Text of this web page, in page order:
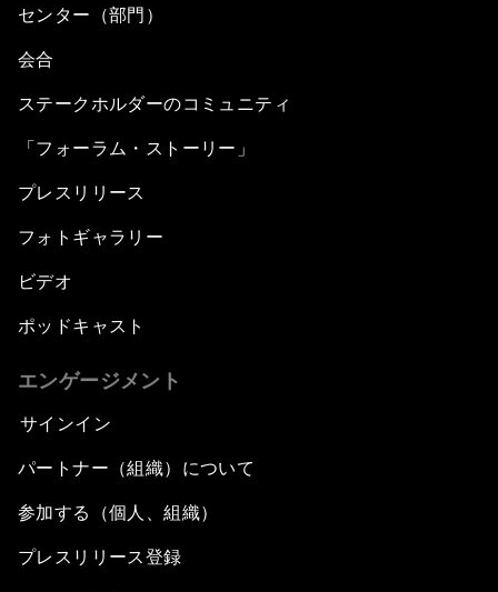
センター（部門）
会合
ステークホルダーのコミュニティ
「フォーラム・ストーリー」
プレスリリース
フォトギャラリー
ビデオ
ポッドキャスト
エンゲージメント
サインイン
パートナー（組織）について
参加する（個人、組織）
プレスリリース登録